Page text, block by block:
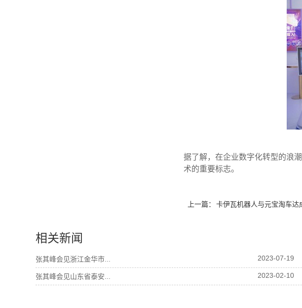
据了解，在企业数字化转型的浪
术的重要标志。
上一篇： 卡伊瓦机器人与元宝淘车达
相关新闻
张其峰会见浙江金华市... 2023-07-19
张其峰会见山东省泰安... 2023-02-10